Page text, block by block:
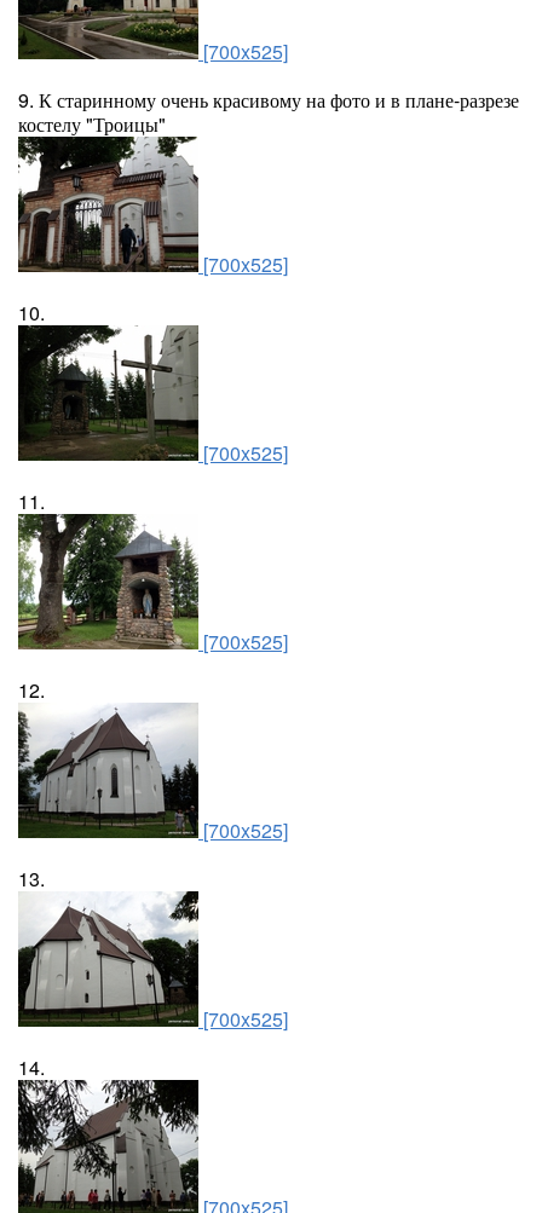
[700x525]
9. К старинному очень красивому на фото и в плане-разрезе
костелу "Троицы"
[700x525]
10.
[700x525]
11.
[700x525]
12.
[700x525]
13.
[700x525]
14.